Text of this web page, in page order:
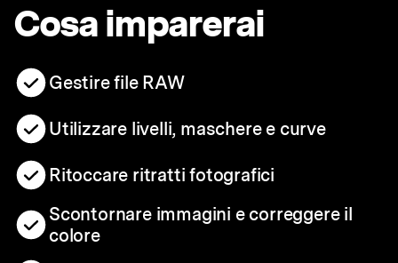
Cosa imparerai
Gestire file RAW
Utilizzare livelli, maschere e curve
Ritoccare ritratti fotografici
Scontornare immagini e correggere il
colore